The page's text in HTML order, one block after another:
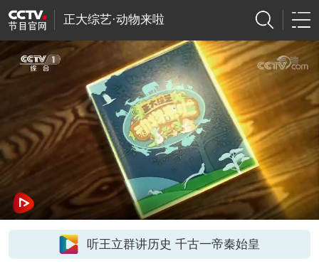
正大综艺·动物来啦
听王立群讲历史 千古一帝秦始皇